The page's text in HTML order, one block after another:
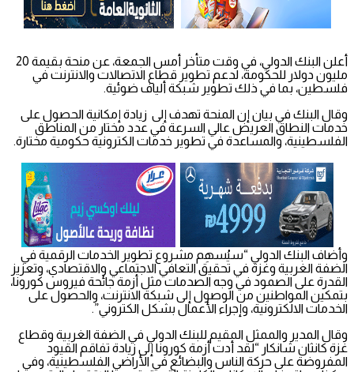
أعلن البنك الدولي، في وقت متأخر أمس الجمعة، عن منحة بقيمة 20
مليون دولار للحكومة، لدعم تطوير قطاع الاتصالات والانترنت في
فلسطين، بما في ذلك تطوير شبكة ألياف ضوئية.
وقال البنك في بيان إن المنحة تهدف إلى زيادة إمكانية الحصول على
خدمات النطاق العريض عالي السرعة في عدد مختار من المناطق
الفلسطينية، والمساعدة في تطوير خدمات الكترونية حكومية مختارة.
وأضاف البنك الدولي “سيُسهِم مشروع تطوير الخدمات الرقمية في
الضفة الغربية وغزة في تحقيق التعافي الاجتماعي والاقتصادي، وتعزيز
القدرة على الصمود في وجه الصدمات مثل أزمة جائحة فيروس كورونا،
بتمكين المواطنين من الوصول إلى شبكة الانترنت، والحصول على
الخدمات الالكترونية، وإجراء الأعمال بشكل الكتروني”.
وقال المدير والممثل المقيم للبنك الدولي في الضفة الغربية وقطاع
غزة كانثان شانكار “لقد أدت أزمة كورونا إلى زيادة تفاقم القيود
المفروضة على حركة الناس والبضائع في الأراضي الفلسطينية، وفي